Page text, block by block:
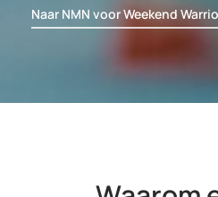
Naar NMN voor Weekend